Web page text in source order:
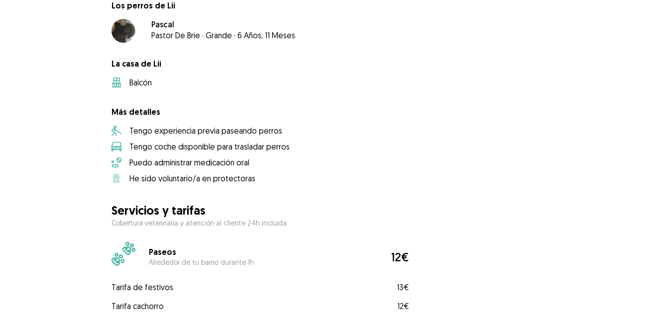
Los perros de Lii
Pascal
Pastor De Brie · Grande · 6 Años, 11 Meses
La casa de Lii
Balcón
Más detalles
Tengo experiencia previa paseando perros
Tengo coche disponible para trasladar perros
Puedo administrar medicación oral
He sido voluntario/a en protectoras
Servicios y tarifas
Cobertura veterinaria y atención al cliente 24h incluida
Paseos
Alrededor de tu barrio durante 1h 12€
Tarifa de festivos
13€
Tarifa cachorro
12€